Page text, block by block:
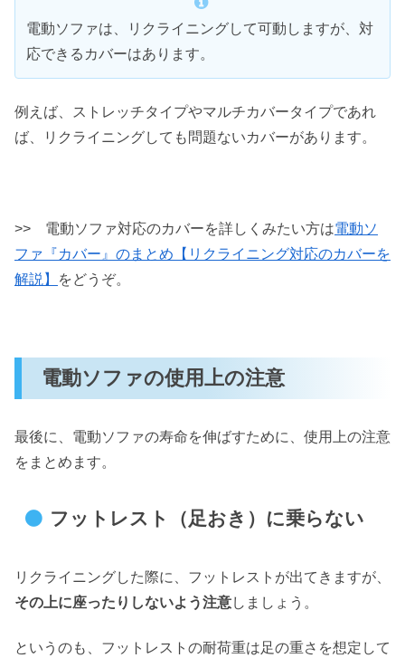
電動ソファは、リクライニングして可動しますが、対
応できるカバーはあります。
例えば、ストレッチタイプやマルチカバータイプであれ
ば、リクライニングしても問題ないカバーがあります。
>> 電動ソファ対応のカバーを詳しくみたい方は電動ソ
ファ『カバー』のまとめ【リクライニング対応のカバーを
解説】
をどうぞ。
電動ソファの使用上の注意
最後に、電動ソファの寿命を伸ばすために、使用上の注意
をまとめます。
フットレスト（足おき）に乗らない
リクライニングした際に、フットレストが出てきますが、
その上に座ったりしないよう注意しましょう。
というのも、フットレストの耐荷重は足の重さを想定して